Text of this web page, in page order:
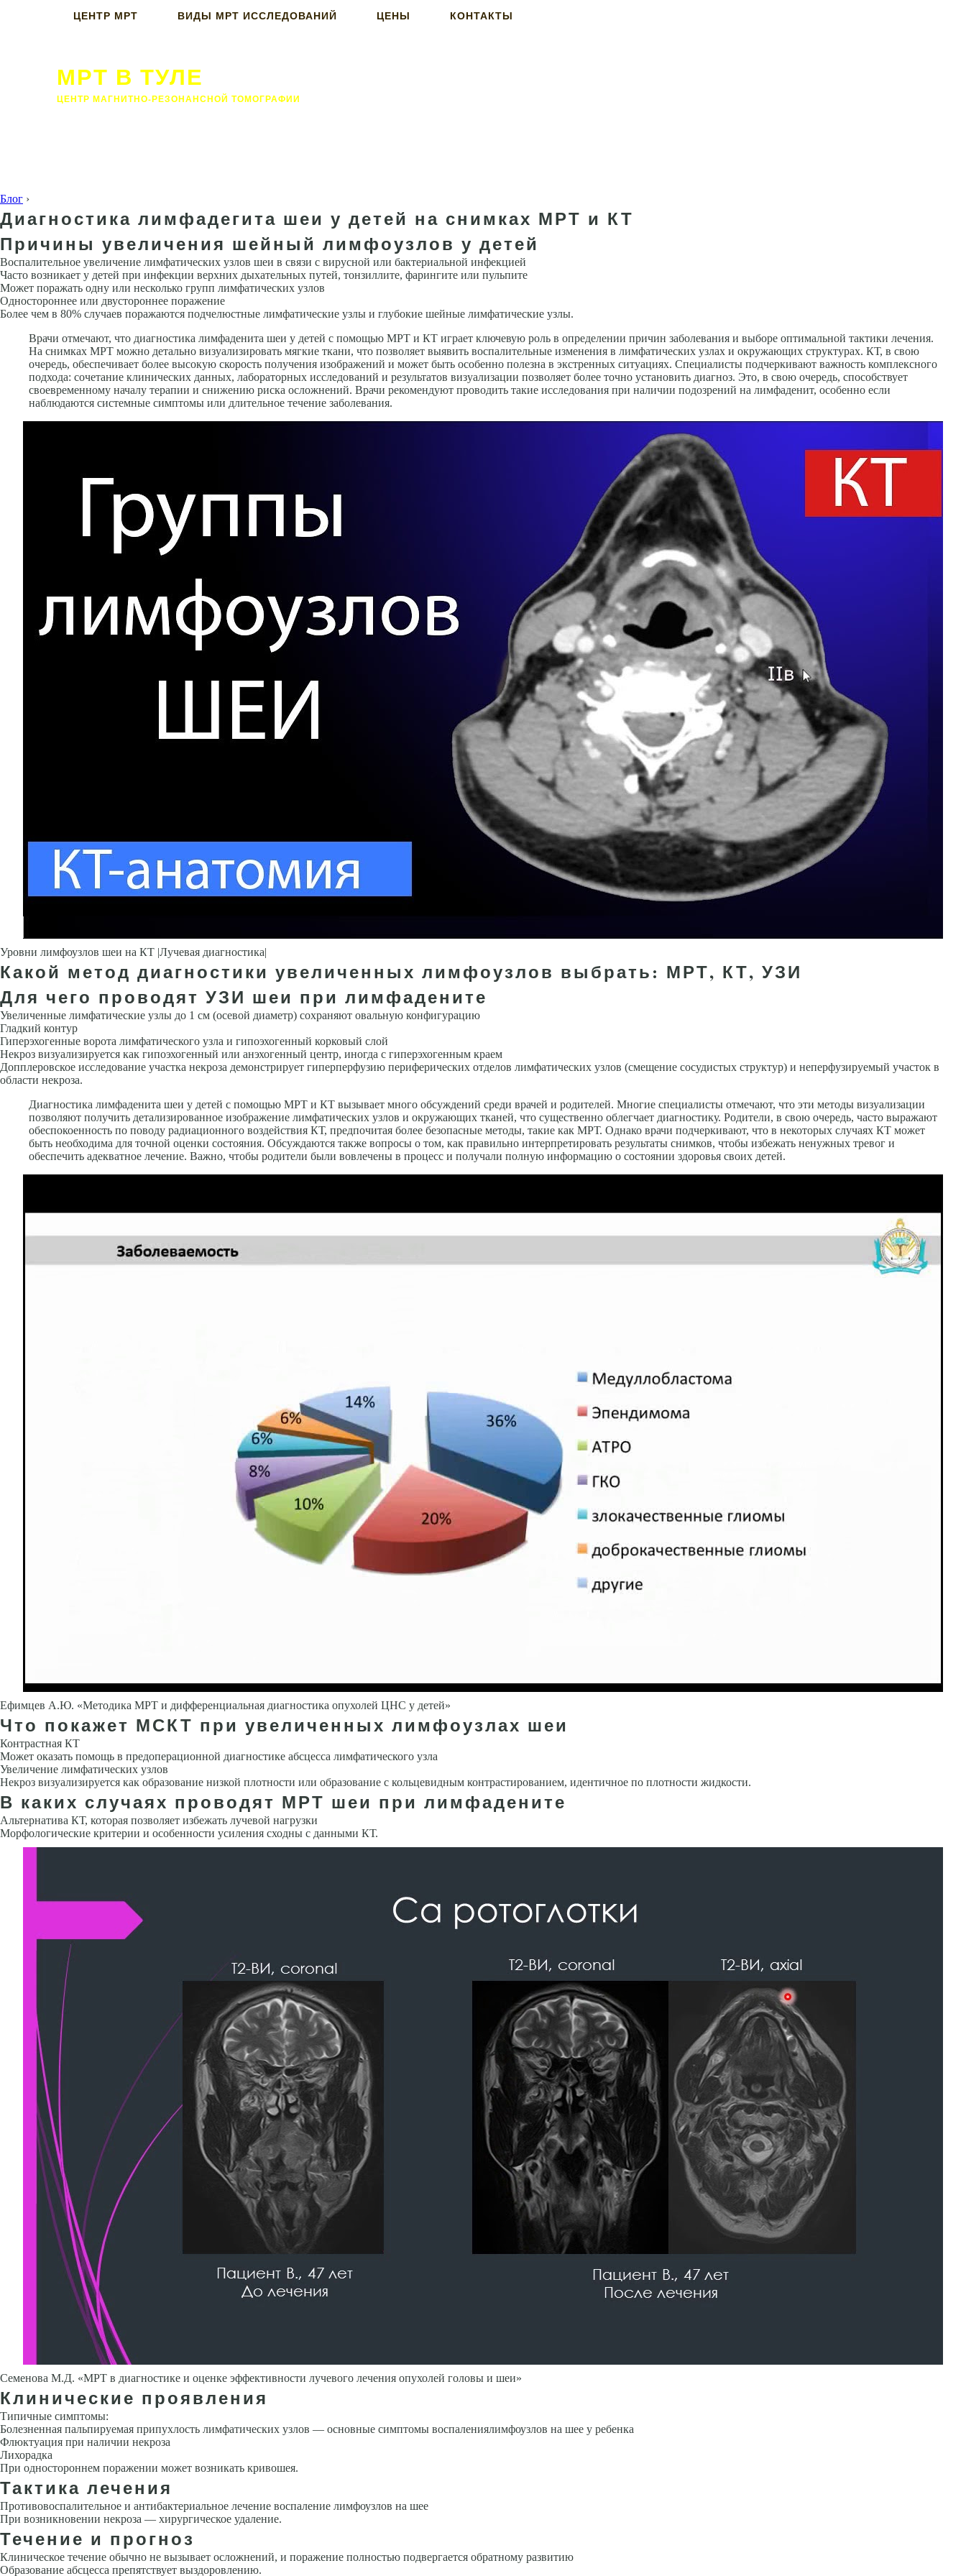
ЦЕНТР МРТ ВИДЫ МРТ ИССЛЕДОВАНИЙ ЦЕНЫ КОНТАКТЫ
МРТ В ТУЛЕ
ЦЕНТР МАГНИТНО-РЕЗОНАНСНОЙ ТОМОГРАФИИ
Блог ›
Диагностика лимфадегита шеи у детей на снимках МРТ и КТ
Причины увеличения шейный лимфоузлов у детей
Воспалительное увеличение лимфатических узлов шеи в связи с вирус­ной или бактериальной инфекцией
Часто возникает у детей при инфек­ции верхних дыхательных путей, тонзиллите, фарингите или пульпите
Может поражать одну или несколько групп лимфатических узлов
Одно­стороннее или двустороннее поражение
Более чем в 80% случаев пора­жаются подчелюстные лимфатические узлы и глубокие шейные лимфа­тические узлы.
Врачи отмечают, что диагностика лимфаденита шеи у детей с помощью МРТ и КТ играет ключевую роль в определении причин заболевания и выборе оптимальной тактики лечения.
На снимках МРТ можно детально визуализировать мягкие ткани, что позволяет выявить воспалительные изменения в лимфатических узлах и окружающих структурах. КТ, в свою
очередь, обеспечивает более высокую скорость получения изображений и может быть особенно полезна в экстренных ситуациях. Специалисты подчеркивают важность комплексного
подхода: сочетание клинических данных, лабораторных исследований и результатов визуализации позволяет более точно установить диагноз. Это, в свою очередь, способствует
своевременному началу терапии и снижению риска осложнений. Врачи рекомендуют проводить такие исследования при наличии подозрений на лимфаденит, особенно если
наблюдаются системные симптомы или длительное течение заболевания.
Уровни лимфоузлов шеи на КТ |Лучевая диагностика|
Какой метод диагностики увеличенных лимфоузлов выбрать: МРТ, КТ, УЗИ
Для чего проводят УЗИ шеи при лимфадените
Увеличенные лимфатические узлы до 1 см (осевой диаметр) сохраняют овальную конфигурацию
Гладкий контур
Гиперэхогенные ворота лим­фатического узла и гипоэхогенный корковый слой
Некроз визуализиру­ется как гипоэхогенный или анэхогенный центр, иногда с гиперэхогенным краем
Допплеровское исследование участка некроза демонстрирует ги­перперфузию периферических отделов лимфатических узлов (смещение сосудистых структур) и неперфузируемый участок в
области некроза.
Диагностика лимфаденита шеи у детей с помощью МРТ и КТ вызывает много обсуждений среди врачей и родителей. Многие специалисты отмечают, что эти методы визуализации
позволяют получить детализированное изображение лимфатических узлов и окружающих тканей, что существенно облегчает диагностику. Родители, в свою очередь, часто выражают
обеспокоенность по поводу радиационного воздействия КТ, предпочитая более безопасные методы, такие как МРТ. Однако врачи подчеркивают, что в некоторых случаях КТ может
быть необходима для точной оценки состояния. Обсуждаются также вопросы о том, как правильно интерпретировать результаты снимков, чтобы избежать ненужных тревог и
обеспечить адекватное лечение. Важно, чтобы родители были вовлечены в процесс и получали полную информацию о состоянии здоровья своих детей.
Ефимцев А.Ю. «Методика МРТ и дифференциальная диагностика опухолей ЦНС у детей»
Что покажет МСКТ при увеличенных лимфоузлах шеи
Контрастная КТ
Может оказать помощь в предоперационной диагности­ке абсцесса лимфатического узла
Увеличение лимфатических узлов
Некроз визуализируется как образование низкой плотности или образова­ние с кольцевидным контрастированием, идентичное по плотности жид­кости.
В каких случаях проводят МРТ шеи при лимфадените
Альтернатива КТ, которая позволяет избежать лучевой нагрузки
Морфо­логические критерии и особенности усиления сходны с данными КТ.
Семенова М.Д. «МРТ в диагностике и оценке эффективности лучевого лечения опухолей головы и шеи»
Клинические проявления
Типичные симптомы:
Болезненная пальпируемая припухлость лимфатических узлов — основные симптомы воспалениялимфоузлов на шее у ребенка
Флюкту­ация при наличии некроза
Лихорадка
При одностороннем поражении может возникать кривошея.
Тактика лечения
Противовоспалительное и антибактериальное лечение воспаление лимфоузлов на шее
При возникнове­нии некроза — хирургическое удаление.
Течение и прогноз
Клиническое течение обычно не вызывает осложнений, и поражение пол­ностью подвергается обратному развитию
Образование абсцесса пре­пятствует выздоровлению.